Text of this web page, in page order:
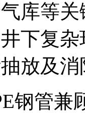
库等
下复
放及
钢管兼